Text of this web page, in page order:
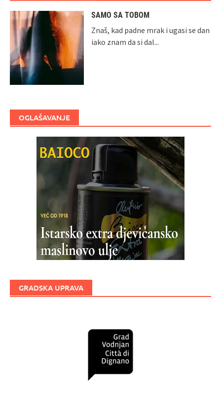
SAMO SA TOBOM
Znaš, kad padne mrak i ugasi se dan
iako znam da si dal...
OGLAŠAVANJE
GRADSKA UPRAVA